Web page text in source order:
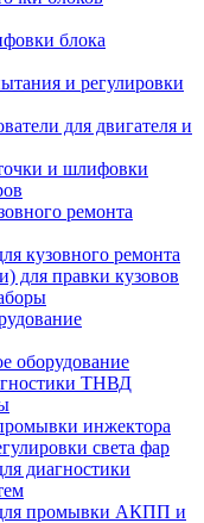
блока
и регулировки
для двигателя и
и шлифовки
ремонта
кузовного ремонта
для правки кузовов
оборудование
ТНВД
инжектора
света фар
диагностики
промывки АКПП и